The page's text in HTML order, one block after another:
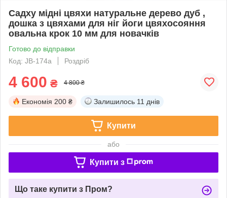
Садху мідні цвяхи натуральне дерево дуб ,
дошка з цвяхами для ніг йоги цвяхосояння
овальна крок 10 мм для новачків
Готово до відправки
Код: JB-174a
Роздріб
4 600 ₴ 4 800 ₴
Економія 200 ₴ Залишилось 11 днів
Купити
або
Купити з
Що таке купити з Пром?